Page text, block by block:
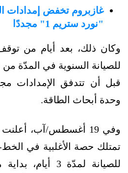
غازبروم تخفض إمدادات
"نورد ستريم 1" مجددًا
قبل أن تتدفق الإمدادات
وحدة أبحاث الطاقة.
وفي 19 أغسطس/آب،
تمتلك حصة الأغلبية في